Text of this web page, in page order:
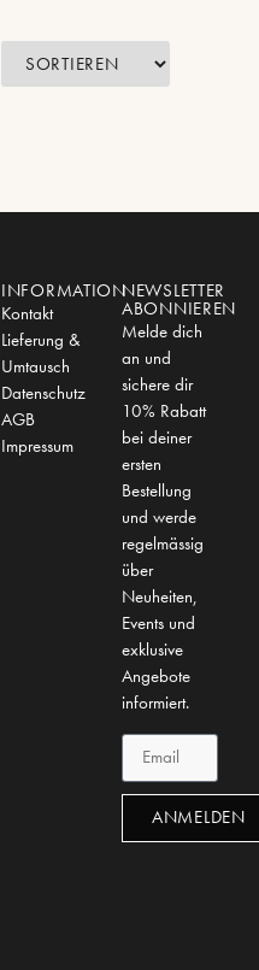
INFORMATION
Kontakt
Lieferung &
Umtausch
Datenschutz
AGB
Impressum
NEWSLETTER
ABONNIEREN
Melde dich
an und
sichere dir
10% Rabatt
bei deiner
ersten
Bestellung
und werde
regelmässig
über
Neuheiten,
Events und
exklusive
Angebote
informiert.
ANMELDEN